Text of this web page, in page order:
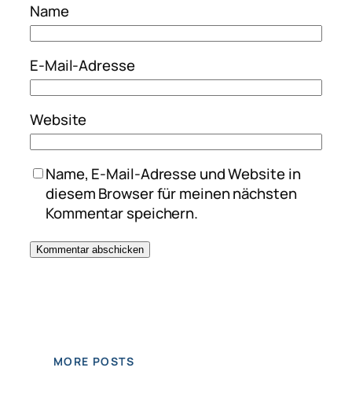
Name
E-Mail-Adresse
Website
Name, E-Mail-Adresse und Website in
diesem Browser für meinen nächsten
Kommentar speichern.
MORE POSTS